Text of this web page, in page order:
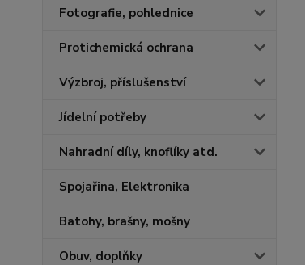
Fotografie, pohlednice
Protichemická ochrana
Výzbroj, příslušenství
Jídelní potřeby
Nahradní díly, knoflíky atd.
Spojařina, Elektronika
Batohy, brašny, mošny
Obuv, doplňky